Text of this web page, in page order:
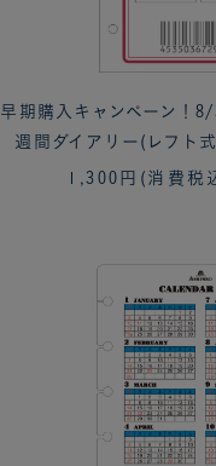
早期購入キャンペーン！
週間ダイアリー(レフト
1,300円 (消費税